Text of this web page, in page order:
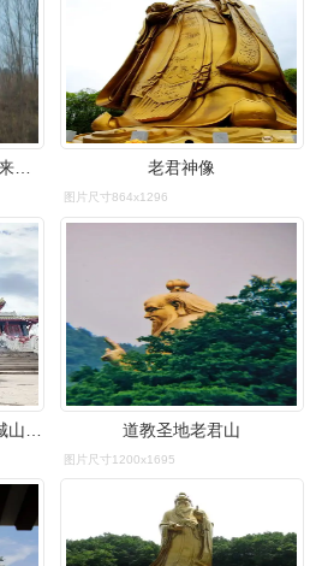
老君神像
图片尺寸864x1296
道教圣地老君山
图片尺寸1200x1695